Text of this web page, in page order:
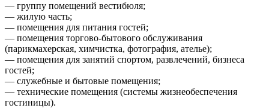
— группу помещений вестибюля;
— жилую часть;
— помещения для питания гостей;
— помещения торгово-бытового обслуживания
(парикмахерская, химчистка, фотография, ателье);
— помещения для занятий спортом, развлечений, бизнеса
гостей;
— служебные и бытовые помещения;
— технические помещения (системы жизнеобеспечения
гостиницы).